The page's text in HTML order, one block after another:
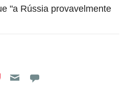
"a Rússia provavelmente
Reddit
on Flipboard
on Pocket